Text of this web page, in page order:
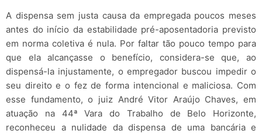
A dispensa sem justa causa da empregada poucos meses
antes do início da estabilidade pré-aposentadoria previsto
em norma coletiva é nula. Por faltar tão pouco tempo para
que ela alcançasse o benefício, considera-se que, ao
dispensá-la injustamente, o empregador buscou impedir o
seu direito e o fez de forma intencional e maliciosa. Com
esse fundamento, o juiz André Vitor Araújo Chaves, em
atuação na 44ª Vara do Trabalho de Belo Horizonte,
reconheceu a nulidade da dispensa de uma bancária e